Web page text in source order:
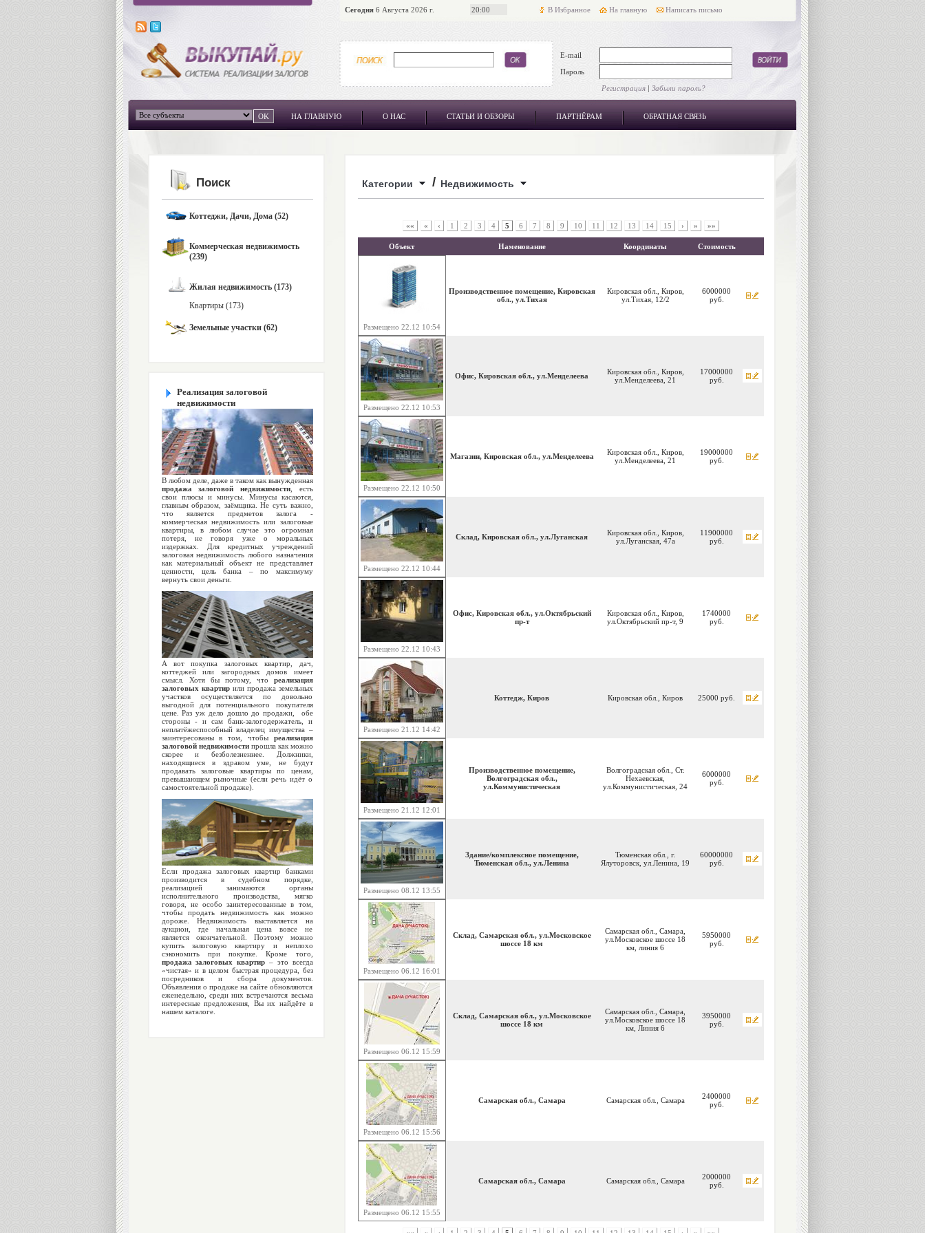
Сегодня6 Августа 2026 г. 20:00 В Избранное На главную Написать письмо
E-mail
Пароль
Регистрация| Забыли пароль?
НА ГЛАВНУЮ О НАС СТАТЬИ И ОБЗОРЫ ПАРТНЁРАМ ОБРАТНАЯ СВЯЗЬ
Поиск
Коттеджи, Дачи, Дома (52)
Коммерческая недвижимость
(239)
Жилая недвижимость (173)
Квартиры (173)
Земельные участки (62)
Реализация залоговой
недвижимости
В любом деле, даже в таком как вынужденная
продажа залоговой недвижимости, есть
свои плюсы и минусы. Минусы касаются,
главным образом, заёмщика. Не суть важно,
что является предметов залога -
коммерческая недвижимость или залоговые
квартиры, в любом случае это огромная
потеря, не говоря уже о моральных
издержках. Для кредитных учреждений
залоговая недвижимость любого назначения
как материальный объект не представляет
ценности, цель банка – по максимуму
вернуть свои деньги.
А вот покупка залоговых квартир, дач,
коттеджей или загородных домов имеет
смысл. Хотя бы потому, что реализация
залоговых квартирили продажа земельных
участков осуществляется по довольно
выгодной для потенциального покупателя
цене. Раз уж дело дошло до продажи, обе
стороны - и сам банк-залогодержатель, и
неплатёжеспособный владелец имущества –
заинтересованы в том, чтобы реализация
залоговой недвижимостипрошла как можно
скорее и безболезненнее. Должники,
находящиеся в здравом уме, не будут
продавать залоговые квартиры по ценам,
превышающем рыночные (если речь идёт о
самостоятельной продаже).
Если продажа залоговых квартир банками
производится в судебном порядке,
реализацией занимаются органы
исполнительного производства, мягко
говоря, не особо заинтересованные в том,
чтобы продать недвижимость как можно
дороже. Недвижимость выставляется на
аукцион, где начальная цена вовсе не
является окончательной. Поэтому можно
купить залоговую квартиру и неплохо
сэкономить при покупке. Кроме того,
продажа залоговых квартир – это всегда
«чистая» и в целом быстрая процедура, без
посредников и сбора документов.
Объявления о продаже на сайте обновляются
еженедельно, среди них встречаются весьма
интересные предложения, Вы их найдёте в
нашем каталоге.
Категории / Недвижимость
«« « ‹ 1 2 3 4 5 6 7 8 9 10 11 12 13 14 15 › » »»
Объект Наменование Координаты Стоимость
Размещено 22.12 10:54
Производственное помещение, Кировская
обл., ул.Тихая
Кировская обл., Киров,
ул.Тихая, 12/2
6000000
руб.
Размещено 22.12 10:53
Офис, Кировская обл., ул.Менделеева
Кировская обл., Киров,
ул.Менделеева, 21
17000000
руб.
Размещено 22.12 10:50
Магазин, Кировская обл., ул.Менделеева
Кировская обл., Киров,
ул.Менделеева, 21
19000000
руб.
Размещено 22.12 10:44
Склад, Кировская обл., ул.Луганская
Кировская обл., Киров,
ул.Луганская, 47а
11900000
руб.
Размещено 22.12 10:43
Офис, Кировская обл., ул.Октябрьский
пр-т
Кировская обл., Киров,
ул.Октябрьский пр-т, 9
1740000
руб.
Размещено 21.12 14:42
Коттедж, Киров Кировская обл., Киров 25000 руб.
Размещено 21.12 12:01
Производственное помещение,
Волгоградская обл.,
ул.Коммунистическая
Волгоградская обл., Ст.
Нехаевская,
ул.Коммунистическая, 24
6000000
руб.
Размещено 08.12 13:55
Здание/комплексное помещение,
Тюменская обл., ул.Ленина
Тюменская обл., г.
Ялуторовск, ул.Ленина, 19
60000000
руб.
Размещено 06.12 16:01
Склад, Самарская обл., ул.Московское
шоссе 18 км
Самарская обл., Самара,
ул.Московское шоссе 18
км, линия 6
5950000
руб.
Размещено 06.12 15:59
Склад, Самарская обл., ул.Московское
шоссе 18 км
Самарская обл., Самара,
ул.Московское шоссе 18
км, Линия 6
3950000
руб.
Размещено 06.12 15:56
Самарская обл., Самара Самарская обл., Самара
2400000
руб.
Размещено 06.12 15:55
Самарская обл., Самара Самарская обл., Самара
2000000
руб.